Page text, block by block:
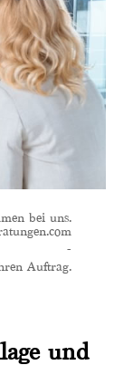
bei uns.
-
Auftrag.
und